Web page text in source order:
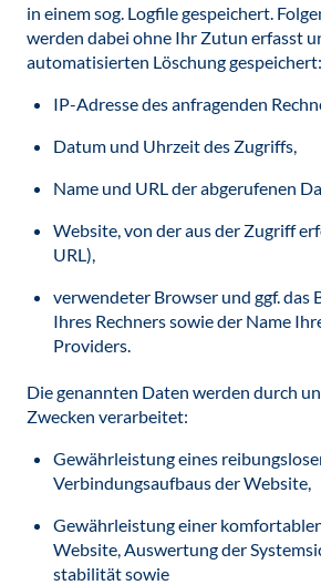
in einem sog. Logfile gespeichert.
werden dabei ohne Ihr Zutun erfasst
automatisierten Löschung gespeichert:
IP-Adresse des anfragenden
Datum und Uhrzeit des Zugriffs,
Name und URL der abgerufenen
Website, von der aus der Zugriff
URL),
verwendeter Browser und ggf. das
Ihres Rechners sowie der Name
Providers.
Die genannten Daten werden durch
Zwecken verarbeitet:
Gewährleistung eines
Verbindungsaufbaus der Website,
Gewährleistung einer
Website, Auswertung der
stabilität sowie